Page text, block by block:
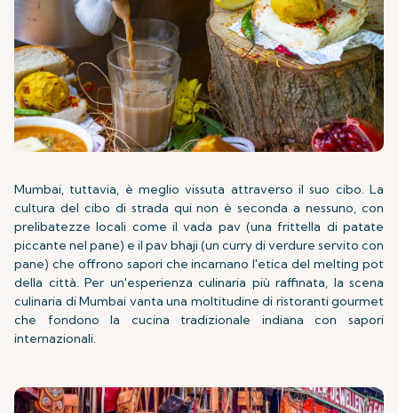
Mumbai, tuttavia, è meglio vissuta attraverso il suo cibo. La
cultura del cibo di strada qui non è seconda a nessuno, con
prelibatezze locali come il vada pav (una frittella di patate
piccante nel pane) e il pav bhaji (un curry di verdure servito con
pane) che offrono sapori che incarnano l'etica del melting pot
della città. Per un'esperienza culinaria più raffinata, la scena
culinaria di Mumbai vanta una moltitudine di ristoranti gourmet
che fondono la cucina tradizionale indiana con sapori
internazionali.